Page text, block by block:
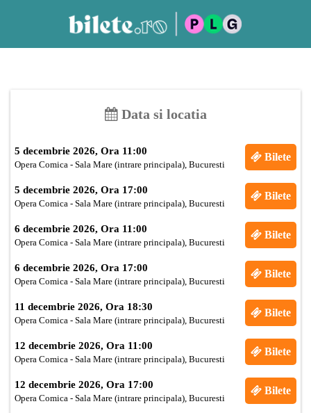
Data si locatia
5 decembrie 2026, Ora 11:00
Opera Comica - Sala Mare (intrare principala), Bucuresti
Bilete
5 decembrie 2026, Ora 17:00
Opera Comica - Sala Mare (intrare principala), Bucuresti
Bilete
6 decembrie 2026, Ora 11:00
Opera Comica - Sala Mare (intrare principala), Bucuresti
Bilete
6 decembrie 2026, Ora 17:00
Opera Comica - Sala Mare (intrare principala), Bucuresti
Bilete
11 decembrie 2026, Ora 18:30
Opera Comica - Sala Mare (intrare principala), Bucuresti
Bilete
12 decembrie 2026, Ora 11:00
Opera Comica - Sala Mare (intrare principala), Bucuresti
Bilete
12 decembrie 2026, Ora 17:00
Opera Comica - Sala Mare (intrare principala), Bucuresti
Bilete